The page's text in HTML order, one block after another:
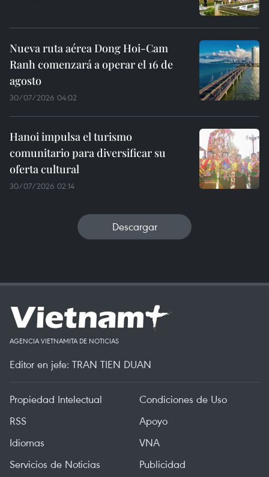
Nueva ruta aérea Dong Hoi-Cam
Ranh comenzará a operar el 16 de
agosto
30/07/2026 04:02
Hanoi impulsa el turismo
comunitario para diversificar su
oferta cultural
30/07/2026 02:14
Descargar
AGENCIA VIETNAMITA DE NOTICIAS
Editor en jefe: TRAN TIEN DUAN
Propiedad Intelectual
Condiciones de Uso
RSS
Apoyo
Idiomas
VNA
Servicios de Noticias
Publicidad